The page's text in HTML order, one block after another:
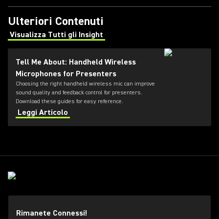
Ulteriori Contenuti
Visualizza Tutti gli Insight
(Opens in a new tab)
Tell Me About: Handheld Wireless
Microphones for Presenters
Choosing the right handheld wireless mic can improve
sound quality and feedback control for presenters.
Download these guides for easy reference.
Leggi Articolo
Rimanete Connessi!